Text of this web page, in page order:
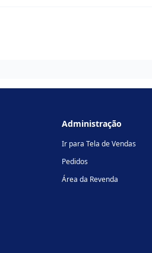
Administração
Ir para Tela de Vendas
Pedidos
Área da Revenda